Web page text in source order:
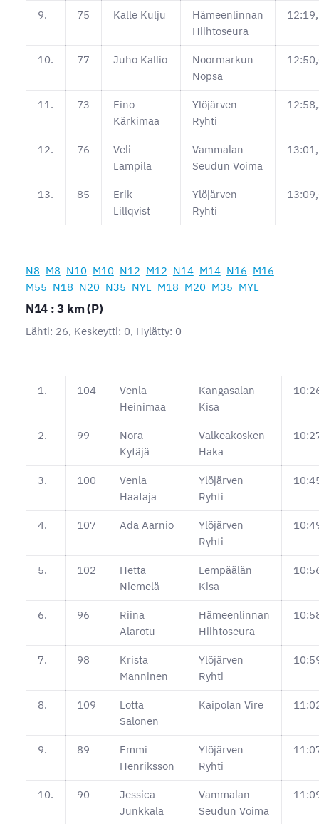
9. 75 Kalle Kulju
Hämeenlinnan
Hiihtoseura
10. 77 Juho Kallio
Noormarkun
Nopsa
11. 73
Eino
Kärkimaa
Ylöjärven
Ryhti
12. 76
Veli
Lampila
Vammalan
Seudun Voima
13. 85
Erik
Lillqvist
Ylöjärven
Ryhti
N8 M8 N10 M10 N12 M12 N14 M14 N16 M16
M55 N18 N20 N35 NYL M18 M20 M35 MYL
N14 : 3 km (P)
Lähti: 26, Keskeytti: 0, Hylätty: 0
1. 104
Venla
Heinimaa
Kangasalan
Kisa
2. 99
Nora
Kytäjä
Valkeakosken
Haka
3. 100
Venla
Haataja
Ylöjärven
Ryhti
4. 107 Ada Aarnio
Ylöjärven
Ryhti
5. 102
Hetta
Niemelä
Lempäälän
Kisa
6. 96
Riina
Alarotu
Hämeenlinnan
Hiihtoseura
7. 98
Krista
Manninen
Ylöjärven
Ryhti
8. 109
Lotta
Salonen
Kaipolan Vire
9. 89
Emmi
Henriksson
Ylöjärven
Ryhti
10. 90
Jessica
Junkkala
Vammalan
Seudun Voima